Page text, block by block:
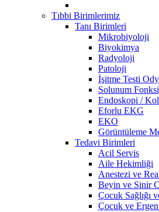
Tıbbi Birimlerimiz
Tanı Birimleri
Mikrobiyoloji
Biyokimya
Radyoloji
Patoloji
İşitme Testi
Solunum
Endoskopi /
Eforlu EKG
EKO
Görüntüleme
Tedavi Birimleri
Acil Servis
Aile Hekimliği
Anestezi ve
Beyin ve Sinir
Çocuk Sağlığı
Çocuk ve Ergen